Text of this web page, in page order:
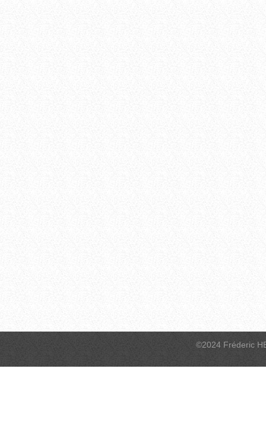
©2024 Fréderic